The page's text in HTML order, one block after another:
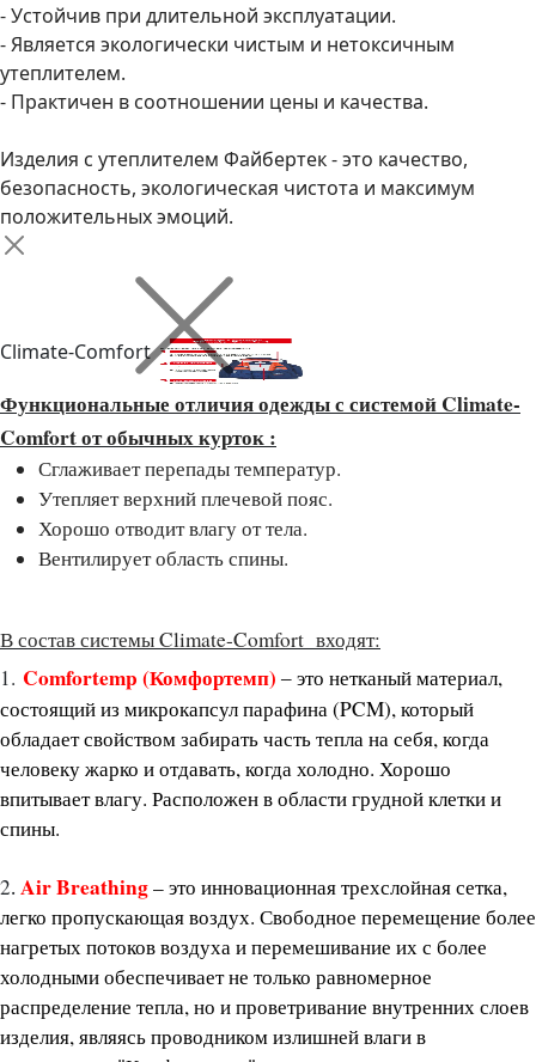
- Устойчив при длительной эксплуатации.
- Является экологически чистым и нетоксичным
утеплителем.
- Практичен в соотношении цены и качества.
Изделия с утеплителем Файбертек - это качество,
безопасность, экологическая чистота и максимум
положительных эмоций.
Climate-Comfort
Функциональные отличия одежды с системой Climate-
Comfort от обычных курток :
Сглаживает перепады температур.
Утепляет верхний плечевой пояс.
Хорошо отводит влагу от тела.
Вентилирует область спины.
В состав системы Climate-Comfort входят:
1. Comfortemp (Комфортемп) – это нетканый материал,
состоящий из микрокапсул парафина (PCM), который
обладает свойством забирать часть тепла на себя, когда
человеку жарко и отдавать, когда холодно. Хорошо
впитывает влагу. Расположен в области грудной клетки и
спины.
2. Air Breathing–это инновационная трехслойная сетка,
легко пропускающая воздух. Свободное перемещение более
нагретых потоков воздуха и перемешивание их с более
холодными обеспечивает не только равномерное
распределение тепла, но и проветривание внутренних слоев
изделия, являясь проводником излишней влаги в